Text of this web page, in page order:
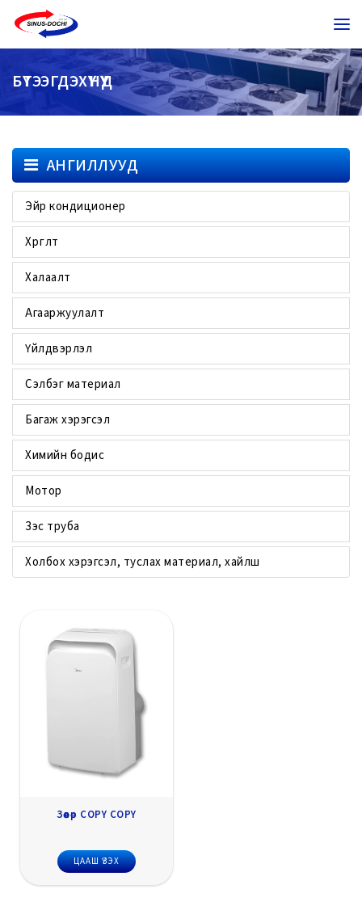
БҮТЭЭГДЭХҮҮНҮҮД
АНГИЛЛУУД
Эйр кондиционер
Хөргөлт
Халаалт
Агааржуулалт
Үйлдвэрлэл
Сэлбэг материал
Багаж хэрэгсэл
Химийн бодис
Мотор
Зэс труба
Холбох хэрэгсэл, туслах материал, хайлш
Зөөвөр COPY COPY
ЦААШ ҮЗЭХ